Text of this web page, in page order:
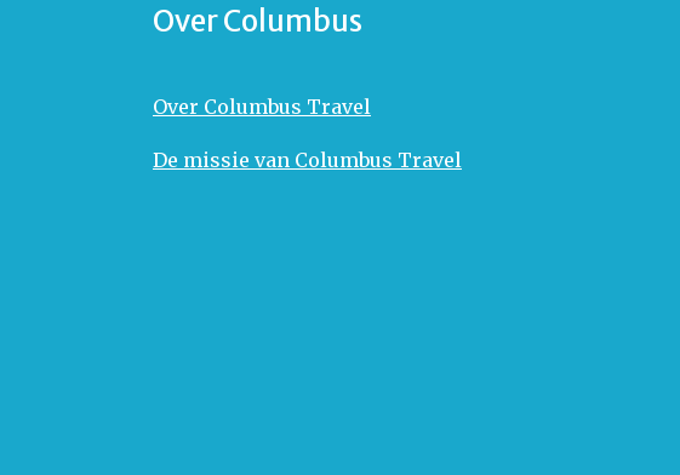
Over Columbus
Over Columbus Travel
De missie van Columbus Travel